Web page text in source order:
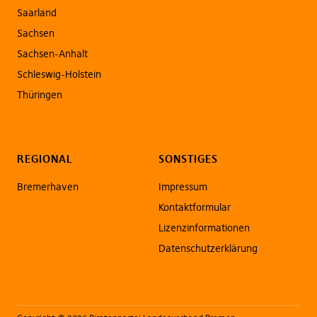
Saarland
Sachsen
Sachsen-Anhalt
Schleswig-Holstein
Thüringen
REGIONAL
Bremerhaven
SONSTIGES
Impressum
Kontaktformular
Lizenzinformationen
Datenschutzerklärung